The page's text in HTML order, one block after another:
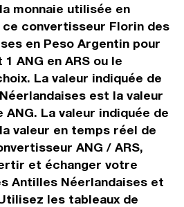
monnaie utilisée en
convertisseur Florin des
en Peso Argentin pour
ANG en ARS ou le
La valeur indiquée de
est la valeur
ANG. La valeur indiquée de
valeur en temps réel de
ANG / ARS,
et échanger votre
Antilles Néerlandaises et
les tableaux de